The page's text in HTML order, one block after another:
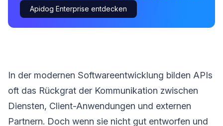
Apidog Enterprise entdecken
In der modernen Softwareentwicklung bilden APIs
oft das Rückgrat der Kommunikation zwischen
Diensten, Client-Anwendungen und externen
Partnern. Doch wenn sie nicht gut entworfen und